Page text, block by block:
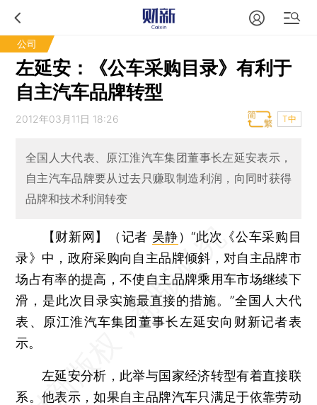
公司
左延安：《公车采购目录》有利于
自主汽车品牌转型
2012年03月11日 18:26 T中
全国人大代表、原江淮汽车集团董事长左延安表示，
自主汽车品牌要从过去只赚取制造利润，向同时获得
品牌和技术利润转变
【财新网】（记者 吴静）“此次《公车采购目
录》中，政府采购向自主品牌倾斜，对自主品牌市
场占有率的提高，不使自主品牌乘用车市场继续下
滑，是此次目录实施最直接的措施。”全国人大代
表、原江淮汽车集团董事长左延安向财新记者表
示。
左延安分析，此举与国家经济转型有着直接联
系。他表示，如果自主品牌汽车只满足于依靠劳动